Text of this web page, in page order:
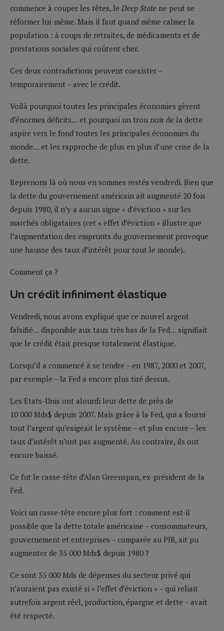
commence à couper les têtes, le Deep State ne peut se
réformer lui-même. Mais il faut quand même calmer la
population : à coups de retraites, de médicaments et de
prestations sociales qui coûtent cher.
Ces deux contradictions peuvent coexister –
temporairement – avec le crédit.
Voilà pourquoi toutes les principales économies gèrent
d’énormes déficits… et pourquoi un trou noir de la dette
aspire vers le fond toutes les principales économies du
monde… et les rapproche de plus en plus d’une crise de la
dette.
Reprenons là où nous en sommes restés vendredi. Bien que
la dette du gouvernement américain ait augmenté 20 fois
depuis 1980, il n’y a aucun signe « d’éviction » sur les
marchés obligataires (cet « effet d’éviction » illustre que
l’augmentation des emprunts du gouvernement provoque
une hausse des taux d’intérêt pour tout le monde).
Comment ça ?
Un crédit infiniment élastique
Vendredi, nous avons expliqué que ce nouvel argent
falsifié… disponible aux taux très bas de la Fed… signifiait
que le crédit était presque totalement élastique.
Lorsqu’il a commencé à se tendre – en 1987, 2000 et 2007,
par exemple – la Fed a encore plus tiré dessus.
Les Etats-Unis ont alourdi leur dette de près de
10 000 Mds$ depuis 2007. Mais grâce à la Fed, qui a fourni
tout l’argent qu’exigeait le système – et plus encore – les
taux d’intérêt n’ont pas augmenté. Au contraire, ils ont
encore baissé.
Ce fut le casse-tête d’Alan Greenspan, ex-président de la
Fed.
Voici un casse-tête encore plus fort : comment est-il
possible que la dette totale américaine – consommateurs,
gouvernement et entreprises – comparée au PIB, ait pu
augmenter de 35 000 Mds$ depuis 1980 ?
Ce sont 35 000 Mds de dépenses du secteur privé qui
n’auraient pas existé si « l’effet d’éviction » – qui reliait
autrefois argent réel, production, épargne et dette – avait
été respecté.